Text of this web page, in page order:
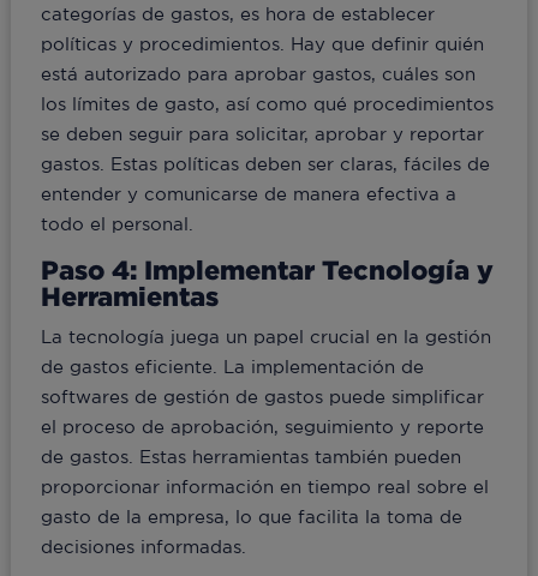
categorías de gastos, es hora de establecer
políticas y procedimientos. Hay que definir quién
está autorizado para aprobar gastos, cuáles son
los límites de gasto, así como qué procedimientos
se deben seguir para solicitar, aprobar y reportar
gastos. Estas políticas deben ser claras, fáciles de
entender y comunicarse de manera efectiva a
todo el personal.
Paso 4: Implementar Tecnología y
Herramientas
La tecnología juega un papel crucial en la gestión
de gastos eficiente. La implementación de
softwares de gestión de gastos puede simplificar
el proceso de aprobación, seguimiento y reporte
de gastos. Estas herramientas también pueden
proporcionar información en tiempo real sobre el
gasto de la empresa, lo que facilita la toma de
decisiones informadas.